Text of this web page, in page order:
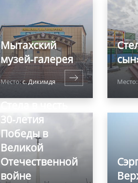
Мытахский
музей-галерея
Место:с. Дикимдя Место:
30-летия
Победы в
Великой
Отечественной
войне